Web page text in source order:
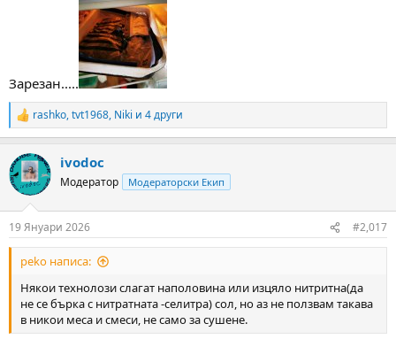
Зарезан.....
R
e
c
t
i
s
:
rashko,tvt1968, Niki и 4 други
ivodoc
Модератор Модераторски Екип
19 Януари 2026 #2,017
peko написа:
Някои технолози слагат наполовина или изцяло нитритна(да
не се бърка с нитратната -селитра) сол, но аз не ползвам такава
в никои меса и смеси, не само за сушене.